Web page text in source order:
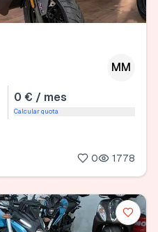
MM
0 € / mes
Calcular quota
0 1778